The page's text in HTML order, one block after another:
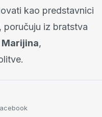
kao predstavnici
poručuju iz bratstva
,